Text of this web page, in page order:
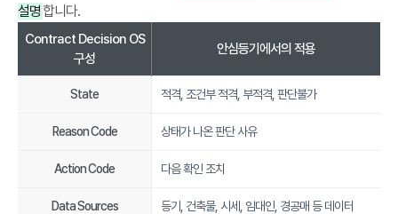
설명합니다.
Contract Decision OS
구성
안심등기에서의 적용
State 적격, 조건부 적격, 부적격, 판단불가
Reason Code 상태가 나온 판단 사유
Action Code 다음 확인 조치
Data Sources 등기, 건축물, 시세, 임대인, 경공매 등 데이터
,
t